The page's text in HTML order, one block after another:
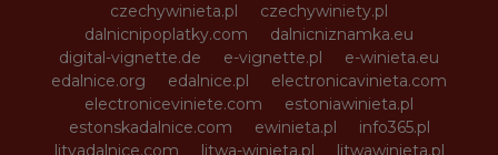
czechywinieta.pl
czechywiniety.pl
dalnicnipoplatky.com
dalnicniznamka.eu
digital-vignette.de
e-vignette.pl
e-winieta.eu
edalnice.org
edalnice.pl
electronicavinieta.com
electroniceviniete.com
estoniawinieta.pl
estonskadalnice.com
ewinieta.pl
info365.pl
litvadalnice.com
litwa-winieta.pl
litwawinieta.pl